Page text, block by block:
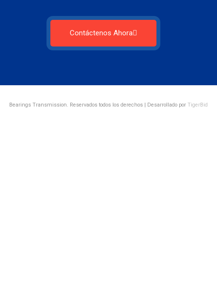
Contáctenos Ahora
Bearings Transmission. Reservados todos los derechos | Desarrollado por TigerBid